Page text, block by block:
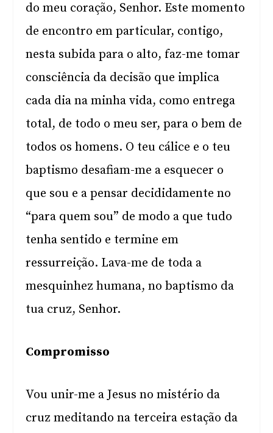
do meu coração, Senhor. Este momento
de encontro em particular, contigo,
nesta subida para o alto, faz-me tomar
consciência da decisão que implica
cada dia na minha vida, como entrega
total, de todo o meu ser, para o bem de
todos os homens. O teu cálice e o teu
baptismo desafiam-me a esquecer o
que sou e a pensar decididamente no
“para quem sou” de modo a que tudo
tenha sentido e termine em
ressurreição. Lava-me de toda a
mesquinhez humana, no baptismo da
tua cruz, Senhor.
Compromisso
Vou unir-me a Jesus no mistério da
cruz meditando na terceira estação da